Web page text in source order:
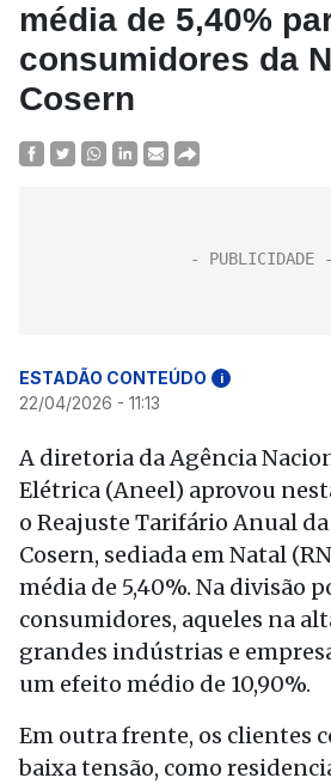
média de 5,40%
consumidores da
Cosern
ESTADÃO CONTEÚDO i
22/04/2026 - 11:13
A diretoria da Agência
Elétrica (Aneel) aprovou
o Reajuste Tarifário Anual
Cosern, sediada em Natal
média de 5,40%. Na divisão
consumidores, aqueles na
grandes indústrias e
um efeito médio de 10,90%.
Em outra frente, os clientes
baixa tensão, como